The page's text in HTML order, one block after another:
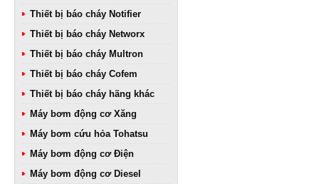
Thiết bị báo cháy Notifier
Thiết bị báo cháy Networx
Thiết bị báo cháy Multron
Thiết bị báo cháy Cofem
Thiết bị báo cháy hãng khác
Máy bơm động cơ Xăng
Máy bơm cứu hỏa Tohatsu
Máy bơm động cơ Điện
Máy bơm động cơ Diesel